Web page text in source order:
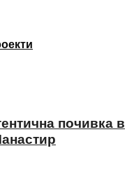
почивка в